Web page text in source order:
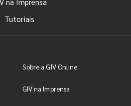
Tutoriais
Sobre a GIV Online
GIV na Imprensa